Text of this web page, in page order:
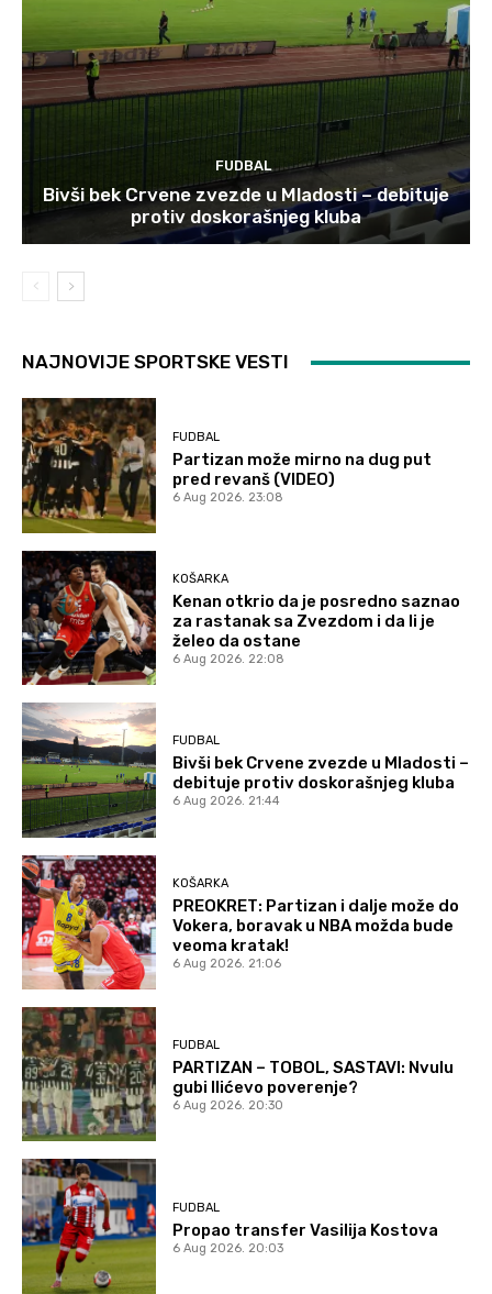
FUDBAL
Bivši bek Crvene zvezde u Mladosti – debituje
protiv doskorašnjeg kluba
NAJNOVIJE SPORTSKE VESTI
FUDBAL
Partizan može mirno na dug put
pred revanš (VIDEO)
6 Aug 2026. 23:08
KOŠARKA
Kenan otkrio da je posredno saznao
za rastanak sa Zvezdom i da li je
želeo da ostane
6 Aug 2026. 22:08
FUDBAL
Bivši bek Crvene zvezde u Mladosti –
debituje protiv doskorašnjeg kluba
6 Aug 2026. 21:44
KOŠARKA
PREOKRET: Partizan i dalje može do
Vokera, boravak u NBA možda bude
veoma kratak!
6 Aug 2026. 21:06
FUDBAL
PARTIZAN – TOBOL, SASTAVI: Nvulu
gubi Ilićevo poverenje?
6 Aug 2026. 20:30
FUDBAL
Propao transfer Vasilija Kostova
6 Aug 2026. 20:03